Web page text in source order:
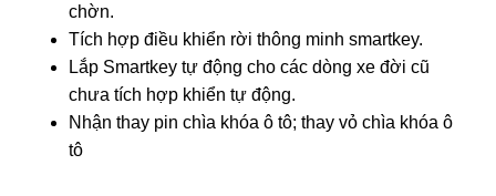
chờn.
Tích hợp điều khiển rời thông minh smartkey.
Lắp Smartkey tự động cho các dòng xe đời cũ
chưa tích hợp khiển tự động.
Nhận thay pin chìa khóa ô tô; thay vỏ chìa khóa ô
tô